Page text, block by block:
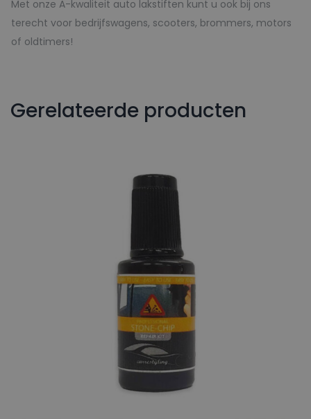
Met onze A-kwaliteit auto lakstiften kunt u ook bij ons
terecht voor bedrijfswagens, scooters, brommers, motors
of oldtimers!
Gerelateerde producten